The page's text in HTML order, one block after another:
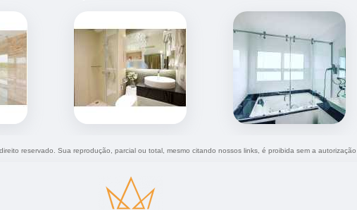
reservado. Sua reprodução, parcial ou total, mesmo citando nossos links, é proibida sem a